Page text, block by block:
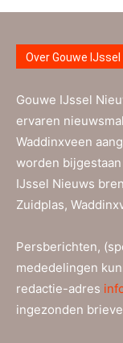
Over Gouwe IJssel
Gouwe IJssel
ervaren
Waddinxveen
worden
IJssel Nieuws
Zuidplas,
Persberichten,
mededelingen
redactie-adres
ingezonden